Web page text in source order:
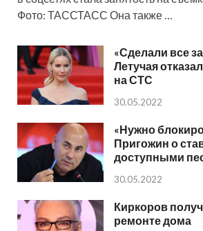
Фото: ТАССТАСС Она также …
«Сделали все
Летучая
на СТС
30.05.2022
«Нужно
Пригожин о
доступными
30.05.2022
Киркоров
ремонте дома